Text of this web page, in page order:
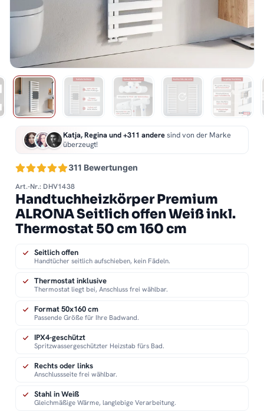
311 Bewertungen
Katja, Regina und +311 anderesind von der Marke
überzeugt!
Art.-Nr.: DHV1438
Handtuchheizkörper Premium
ALRONA Seitlich offen Weiß inkl.
Thermostat 50 cm 160 cm
Seitlich offen
Handtücher seitlich aufschieben, kein Fädeln.
Thermostat inklusive
Thermostat liegt bei, Anschluss frei wählbar.
Format 50x160 cm
Passende Größe für Ihre Badwand.
IPX4-geschützt
Spritzwassergeschützter Heizstab fürs Bad.
Rechts oder links
Anschlussseite frei wählbar.
Stahl in Weiß
Gleichmäßige Wärme, langlebige Verarbeitung.